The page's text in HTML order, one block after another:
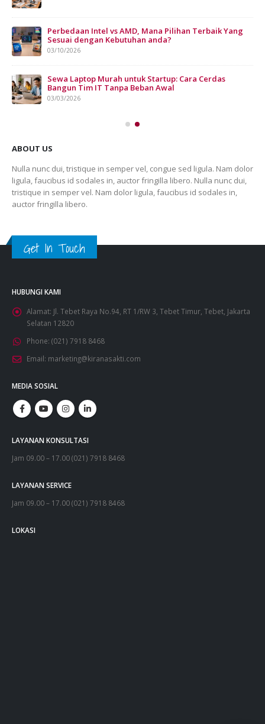
Perbedaan Intel vs AMD, Mana Pilihan Terbaik Yang
Sesuai dengan Kebutuhan anda?
03/10/2026
Sewa Laptop Murah untuk Startup: Cara Cerdas
Bangun Tim IT Tanpa Beban Awal
03/03/2026
ABOUT US
Nulla nunc dui, tristique in semper vel, congue sed ligula. Nam dolor
ligula, faucibus id sodales in, auctor fringilla libero. Nulla nunc dui,
tristique in semper vel. Nam dolor ligula, faucibus id sodales in,
auctor fringilla libero.
Get In Touch
HUBUNGI KAMI
Alamat: Jl. Tebet Raya No.94, RT 1/RW 3, Tebet Timur, Tebet, Jakarta
Selatan 12820
Phone: (021) 7918 8468
Email: marketing@kiranasakti.com
MEDIA SOSIAL
LAYANAN KONSULTASI
Jam 09.00 – 17.00 (021) 7918 8468
LAYANAN SERVICE
Jam 09.00 – 17.00 (021) 7918 8468
LOKASI